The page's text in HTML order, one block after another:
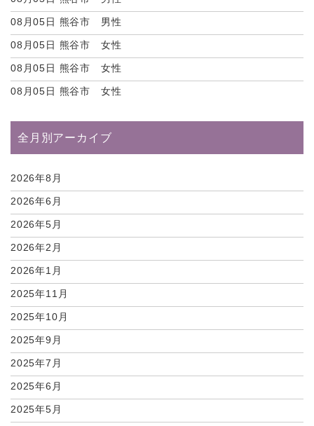
08月05日 熊谷市 男性
08月05日 熊谷市 女性
08月05日 熊谷市 女性
08月05日 熊谷市 女性
全月別アーカイブ
2026年8月
2026年6月
2026年5月
2026年2月
2026年1月
2025年11月
2025年10月
2025年9月
2025年7月
2025年6月
2025年5月